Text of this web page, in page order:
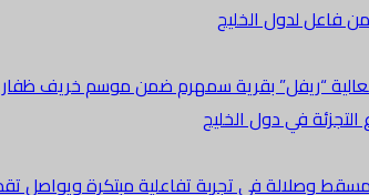
فاعل لدول الخليج
“ريفل” بقرية سمهرم ضمن موسم خريف ظفار
مسقط وصلالة في تجربة تفاعلية مبتكرة